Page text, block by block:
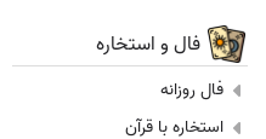
فال و استخاره
فال روزانه
استخاره با قرآن